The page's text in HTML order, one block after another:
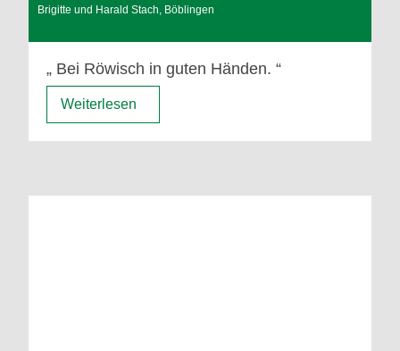
Brigitte und Harald Stach, Böblingen
Bei Röwisch in guten Händen.
Weiterlesen